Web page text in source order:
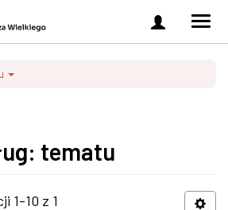
Zaloguj
się
tematu
1-10 z 1